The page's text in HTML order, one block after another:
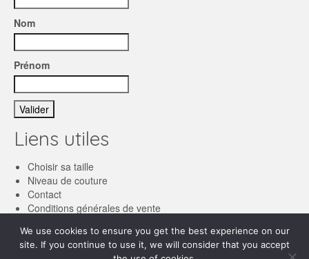
Nom
Prénom
Liens utiles
Choisir sa taille
Niveau de couture
Contact
Conditions générales de vente
We use cookies to ensure you get the best experience on our
site. If you continue to use it, we will consider that you accept